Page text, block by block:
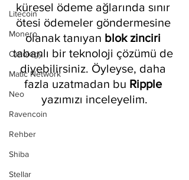
Litecoin
Monero
Ontology
Matic Network
Neo
Ravencoin
Rehber
Shiba
Stellar
küresel ödeme ağlarında sınır
ötesi ödemeler göndermesine
olanak tanıyan blok zinciri
tabanlı bir teknoloji çözümü de
diyebilirsiniz. Öyleyse, daha
fazla uzatmadan bu Ripple
yazımızı inceleyelim.